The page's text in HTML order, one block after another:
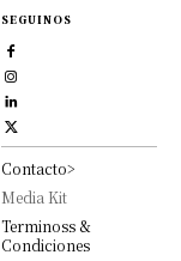
SEGUINOS
Contacto>
Media Kit
Terminoss &
Condiciones